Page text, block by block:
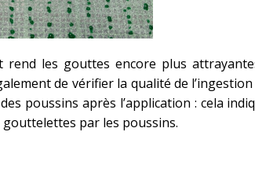
rend les gouttes encore plus
de vérifier la qualité de
poussins après l’application : cela
par les poussins.